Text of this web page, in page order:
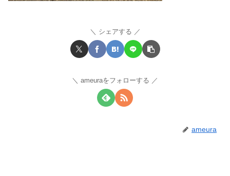
シェアする
ameuraをフォローする
ameura